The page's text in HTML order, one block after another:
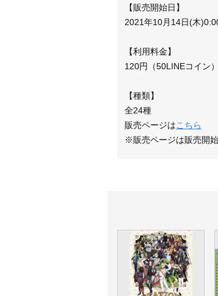
【販売開始日】
2021年10月14日(木
【利用料金】
120円（50LINEコイン）
【種類】
全24種
販売ページはこちら
※販売ページは販売開